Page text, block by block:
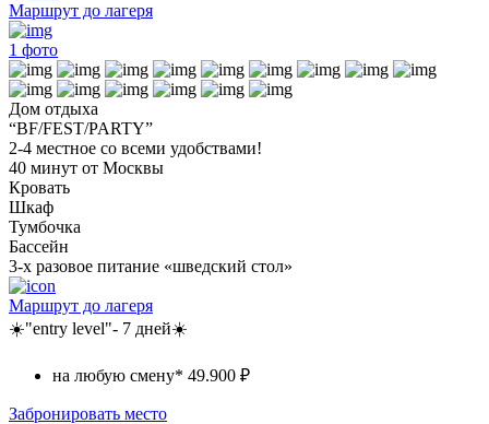
Маршрут до лагеря
1 фото
Дом отдыха
“BF/FEST/PARTY”
2-4 местное со всеми удобствами!
40 минут от Москвы
Кровать
Шкаф
Тумбочка
Бассейн
3-х разовое питание «шведский стол»
Маршрут до лагеря
☀️"entry level"- 7 дней☀️
на любую смену* 49.900 ₽
Забронировать место